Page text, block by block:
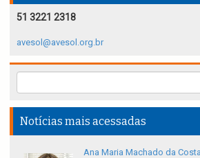
51 3221 2318
avesol@avesol.org.br
Notícias mais acessadas
Ana Maria Machado da